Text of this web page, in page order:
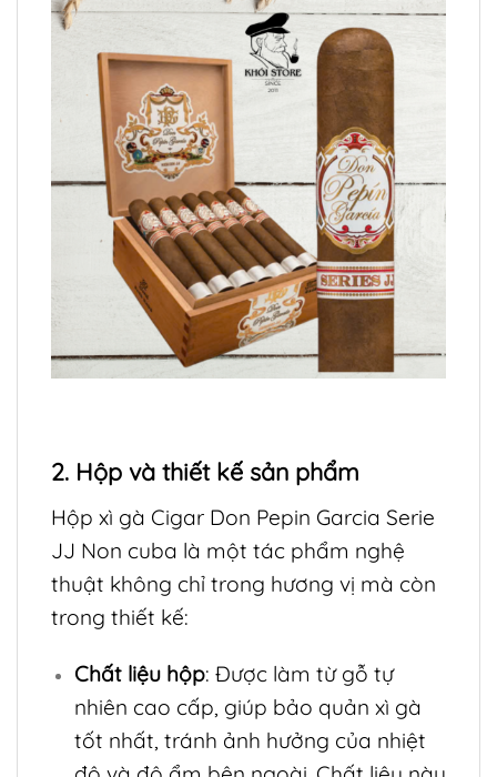
2. Hộp và thiết kế sản phẩm
Hộp xì gà Cigar Don Pepin Garcia Serie
JJ Non cuba là một tác phẩm nghệ
thuật không chỉ trong hương vị mà còn
trong thiết kế:
Chất liệu hộp: Được làm từ gỗ tự
nhiên cao cấp, giúp bảo quản xì gà
tốt nhất, tránh ảnh hưởng của nhiệt